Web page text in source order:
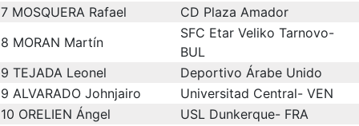
7 MOSQUERA Rafael
CD Plaza Amador
8 MORAN Martín
SFC Etar Veliko Tarnovo-
BUL
9 TEJADA Leonel
Deportivo Árabe Unido
9 ALVARADO Johnjairo
Universitad Central- VEN
10 ORELIEN Ángel
USL Dunkerque- FRA